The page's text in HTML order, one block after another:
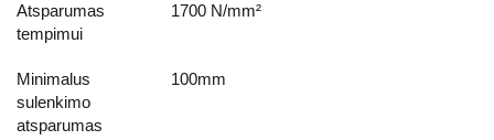
Atsparumas
tempimui
1700 N/mm²
Minimalus
sulenkimo
atsparumas
100mm